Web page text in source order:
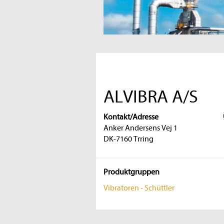
ALVIBRA A/S
Kontakt/Adresse
Anker Andersens Vej 1
DK-7160 Trring
Produktgruppen
Vibratoren - Schüttler